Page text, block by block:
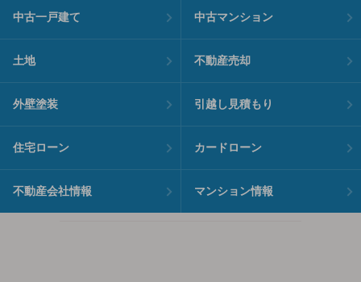
中古一戸建て 中古マンション
土地 不動産売却
外壁塗装 引越し見積もり
住宅ローン カードローン
不動産会社情報 マンション情報